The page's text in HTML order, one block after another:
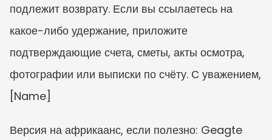
подлежит возврату. Если вы ссылаетесь на
какое-либо удержание, приложите
подтверждающие счета, сметы, акты осмотра,
фотографии или выписки по счёту. С уважением,
[Name]
Версия на африкаанс, если полезно: Geagte